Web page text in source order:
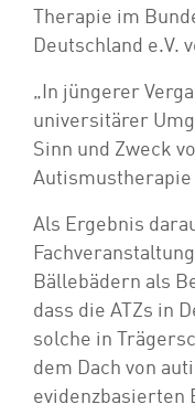
Therapie im
Deutschland e.V.
„In jüngerer
universitärer
Sinn und Zweck
Autismustherapie
Als Ergebnis
Bällebädern als
dass die ATZs in
solche in
dem Dach von
evidenzbasierten